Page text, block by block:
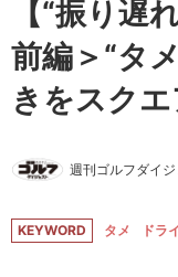
【“振り遅
前編＞“タ
きをスク
週刊ゴルフダイジ
KEYWORD タメ ドラ